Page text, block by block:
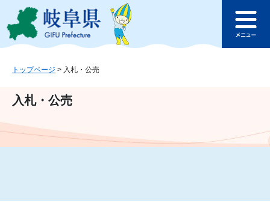
ジ
ュ
文
このページの本文へ
ュ
トップページ > 入札・公売
入札・公売